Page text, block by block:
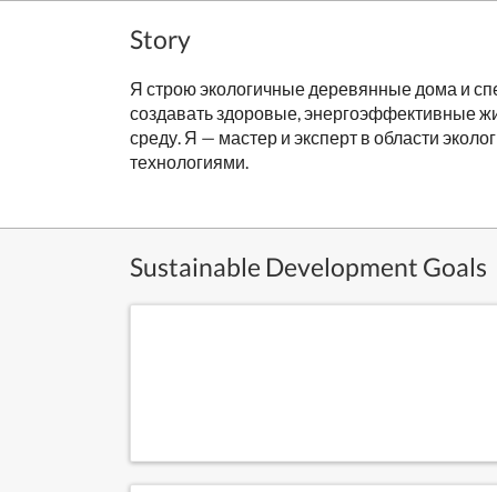
Story
Я строю экологичные деревянные дома и
создавать здоровые, энергоэффективные
среду. Я — мастер и эксперт в области
технологиями.
Sustainable Development Goals